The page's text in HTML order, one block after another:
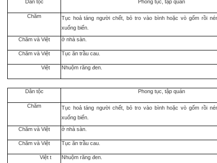
Dân tộc Phong tục, tập quán
Chăm
Tục hoả táng người chết, bỏ tro vào bình hoặc vò gốm rồi
xuống biển.
Chăm và Việt
ở nhà sàn.
Chăm và Việt Tục ăn trầu cau.
Việt Nhuộm răng đen.
Dân tộc Phong tục, tập quán
Chăm
Tục hoả táng người chết, bỏ tro vào bình hoặc vò gốm rồi
xuống biển.
Chăm và Việt
ở nhà sàn.
Chăm và Việt Tục ăn trầu cau.
Việt t Nhuộm răng đen.